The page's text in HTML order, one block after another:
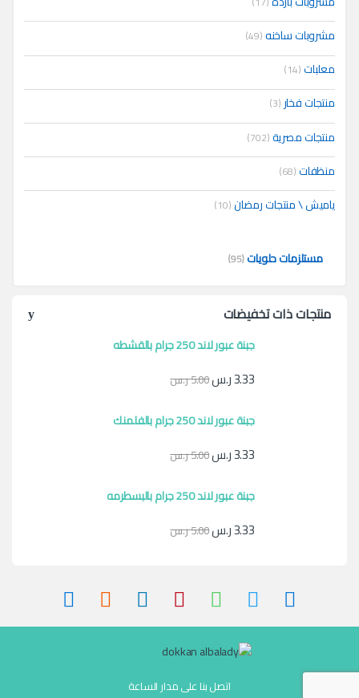
مشروبات ساخنه(49)
معلبات(14)
منتجات فخار(3)
منتجات مصرية(702)
منظفات(68)
ياميش \ منتجات رمضان(10)
مستلزمات حلويات(95)
منتجات ذات تخفيضات
جبنة عبور لاند 250 جرام بالقشطه
3.33ر.س5.00ر.س
جبنة عبور لاند 250 جرام بالفلمنك
3.33ر.س5.00ر.س
جبنة عبور لاند 250 جرام بالبسطرمه
3.33ر.س5.00ر.س
اتصل بنا على مدار الساعة